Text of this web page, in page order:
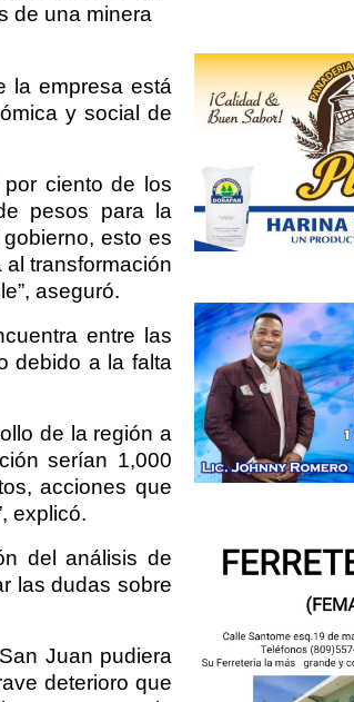
de una minera
la empresa está
y social de
ciento de los
pesos para la
esto es
transformación
aseguró.
entre las
debido a la falta
de la región a
serían 1,000
acciones que
explicó.
del análisis de
las dudas sobre
Juan pudiera
deterioro que